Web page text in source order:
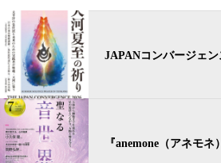
JAPANコンバージェン
『anemone（アネモネ